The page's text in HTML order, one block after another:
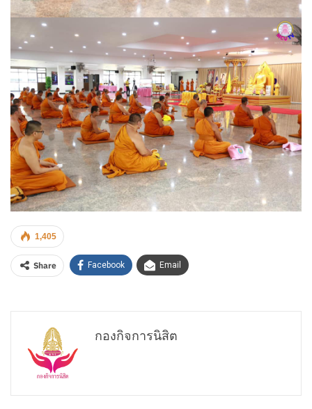
1,405
Share Facebook Email
กองกิจการนิสิต